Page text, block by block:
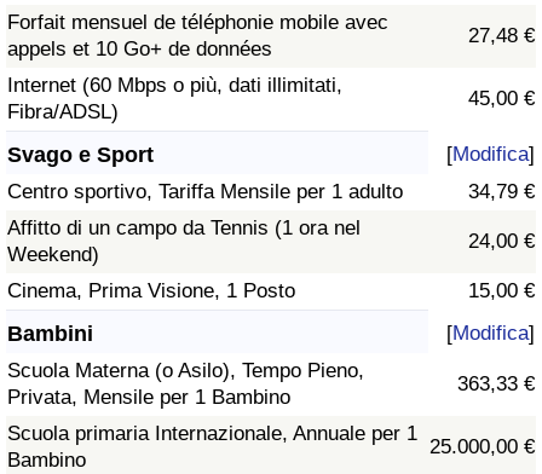
Forfait mensuel de téléphonie mobile avec
appels et 10 Go+ de données
27,48 €
Internet (60 Mbps o più, dati illimitati,
Fibra/ADSL)
45,00 €
Svago e Sport [Modifica]
Centro sportivo, Tariffa Mensile per 1 adulto
34,79 €
Affitto di un campo da Tennis (1 ora nel
Weekend)
24,00 €
Cinema, Prima Visione, 1 Posto 15,00 €
Bambini [Modifica]
Scuola Materna (o Asilo), Tempo Pieno,
Privata, Mensile per 1 Bambino
363,33 €
Scuola primaria Internazionale, Annuale per 1
Bambino
25.000,00 €